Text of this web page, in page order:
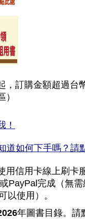
，訂購金額超過台
）
！
道如何下手嗎？請
用信用卡線上刷卡
PayPal完成（無
以使用）。
年圖書目錄。請